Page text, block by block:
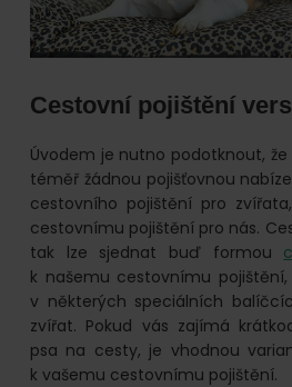
Cestovní pojištění
Úvodem je nutno podotknout,
téměř žádnou pojišťovnou
cestovního pojištění pro
cestovnímu pojištění pro nás.
tak lze sjednat buď formou
k našemu cestovnímu
v některých speciálních
zvířat. Pokud vás zajímá
psa na cesty, je vhodnou
k vašemu cestovnímu pojištění.